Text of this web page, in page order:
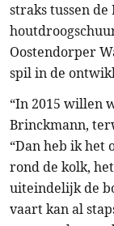
straks tussen
Oostendorper
spil in de
“In 2015 willen
Brinckmann,
“Dan heb ik
rond de kolk,
uiteindelijk de
vaart kan al